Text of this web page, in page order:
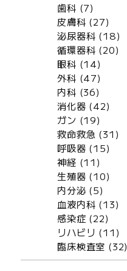
歯科 (7)
皮膚科 (27)
泌尿器科 (18)
循環器科 (20)
眼科 (14)
外科 (47)
内科 (36)
消化器 (42)
ガン (19)
救命救急 (31)
呼吸器 (15)
神経 (11)
生殖器 (10)
内分泌 (5)
血液内科 (13)
感染症 (22)
リハビリ (11)
臨床検査室 (32)